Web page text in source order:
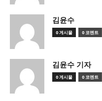
김윤수
0 게시물 0 코멘트
김윤수 기자
0 게시물 0 코멘트